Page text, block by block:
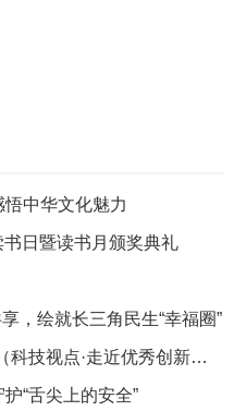
中华文化魅力
日暨读书月颁奖典礼
，绘就长三角民生“幸福圈”
努力实现科技和产业“双向奔赴”（科技视点·走近优秀创新团队）
“舌尖上的安全”